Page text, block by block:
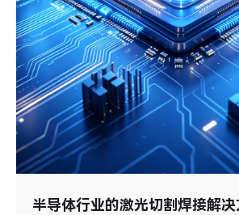
半导体行业的激光切割焊接解决